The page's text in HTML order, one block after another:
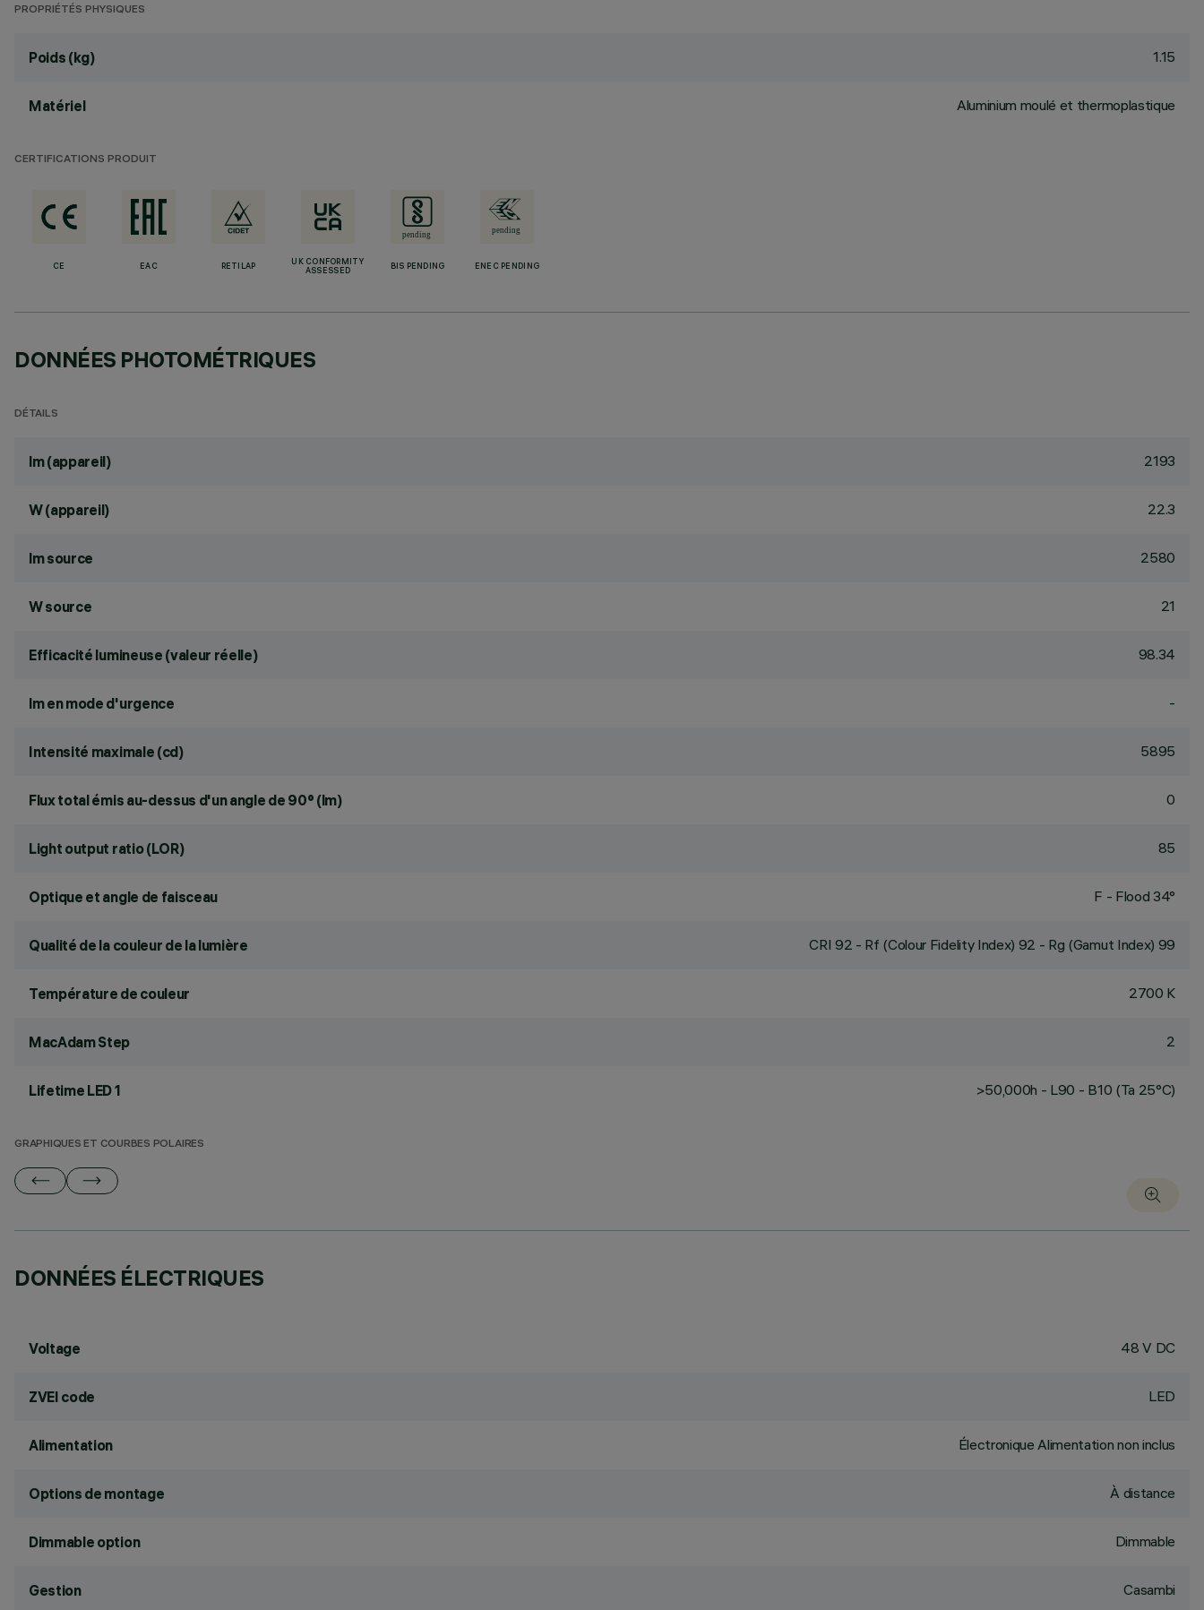
PROPRIÉTÉS PHYSIQUES
Poids (kg) 1.15
Matériel Aluminium moulé et thermoplastique
CERTIFICATIONS PRODUIT
CE EAC RETILAP
UK CONFORMITY
ASSESSED
BIS PENDING ENEC PENDING
DONNÉES PHOTOMÉTRIQUES
DÉTAILS
lm (appareil) 2193
W (appareil) 22.3
lm source 2580
W source 21
Efficacité lumineuse (valeur réelle) 98.34
lm en mode d'urgence -
Intensité maximale (cd) 5895
Flux total émis au-dessus d'un angle de 90° (lm) 0
Light output ratio (LOR) 85
Optique et angle de faisceau F - Flood 34°
Qualité de la couleur de la lumière CRI 92 - Rf (Colour Fidelity Index) 92 - Rg (Gamut Index) 99
Température de couleur 2700 K
MacAdam Step 2
Lifetime LED 1 >50,000h - L90 - B10 (Ta 25°C)
GRAPHIQUES ET COURBES POLAIRES
DONNÉES ÉLECTRIQUES
Voltage 48 V DC
ZVEI code LED
Alimentation Électronique Alimentation non inclus
Options de montage À distance
Dimmable option Dimmable
Gestion Casambi